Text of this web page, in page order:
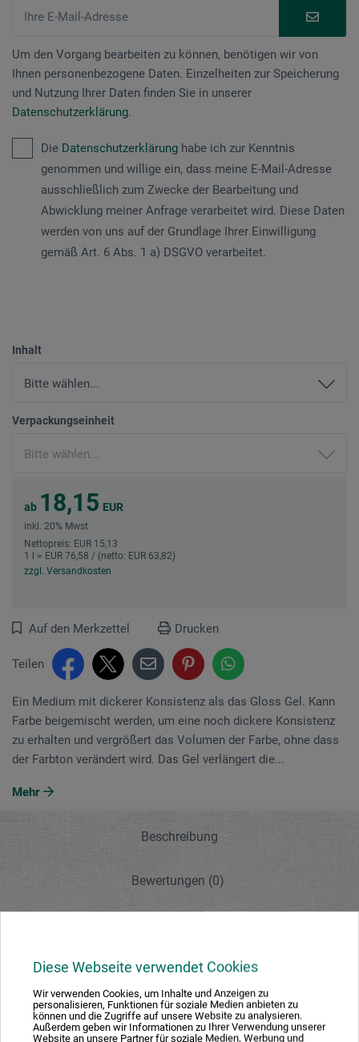
Diese Webseite verwendet Cookies
Wir verwenden Cookies, um Inhalte und Anzeigen zu
personalisieren, Funktionen für soziale Medien anbieten zu
können und die Zugriffe auf unsere Website zu analysieren.
Außerdem geben wir Informationen zu Ihrer Verwendung unserer
Website an unsere Partner für soziale Medien, Werbung und
Um den Vorgang bearbeiten zu können, benötigen wir von
Ihnen personenbezogene Daten. Einzelheiten zur Speicherung
und Nutzung Ihrer Daten finden Sie in unserer
Datenschutzerklärung.
Die Datenschutzerklärung habe ich zur Kenntnis
genommen und willige ein, dass meine E-Mail-Adresse
ausschließlich zum Zwecke der Bearbeitung und
Abwicklung meiner Anfrage verarbeitet wird. Diese Daten
werden von uns auf der Grundlage Ihrer Einwilligung
gemäß Art. 6 Abs. 1 a) DSGVO verarbeitet.
Inhalt
Verpackungseinheit
ab 18,15 EUR
inkl. 20% Mwst
Nettopreis: EUR 15,13
1 l = EUR 76,58 / (netto: EUR 63,82)
zzgl. Versandkosten
Auf den Merkzettel Drucken
Teilen
Ein Medium mit dickerer Konsistenz als das Gloss Gel. Kann
Farbe beigemischt werden, um eine noch dickere Konsistenz
zu erhalten und vergrößert das Volumen der Farbe, ohne dass
der Farbton verändert wird. Das Gel verlängert die...
Mehr
Beschreibung
Bewertungen (0)
Beschreibung